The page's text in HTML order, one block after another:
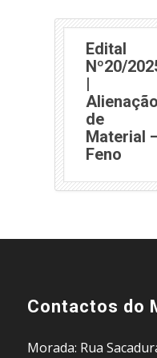
Edital
Nº20/
|
Alienação
de
Material
Feno
Contactos do
Morada: Rua